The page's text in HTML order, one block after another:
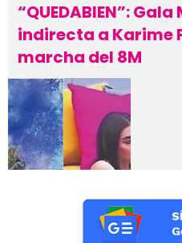
“QUEDABIEN”:
indirecta a Karime
marcha del 8M